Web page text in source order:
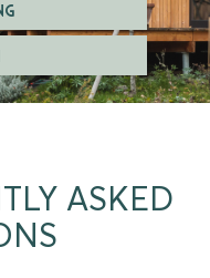
ASKED